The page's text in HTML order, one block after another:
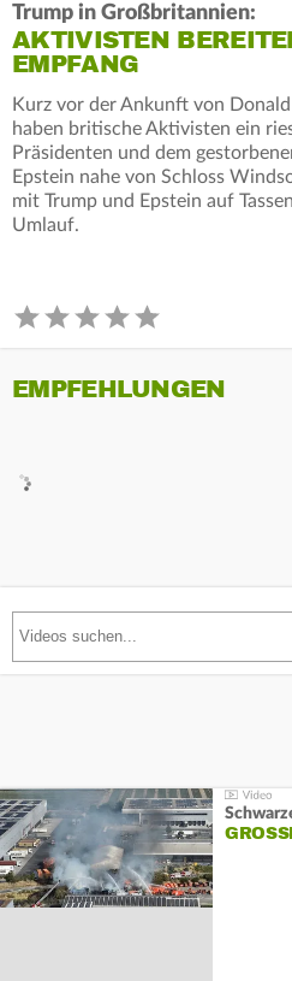
Trump in Großbritannien:
AKTIVISTEN
EMPFANG
Kurz vor der Ankunft von
haben britische Aktivisten ein
Präsidenten und dem
Epstein nahe von Schloss
mit Trump und Epstein auf
Umlauf.
EMPFEHLUNGEN